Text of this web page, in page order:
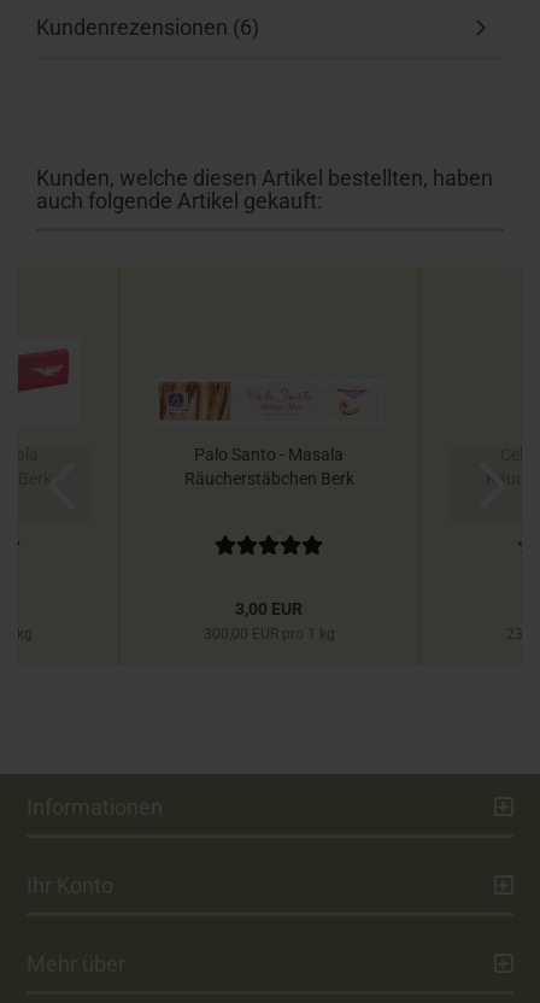
Kundenrezensionen (6)
Kunden, welche diesen Artikel bestellten, haben
auch folgende Artikel gekauft:
1 kg
Palo Santo - Masala
Räucherstäbchen Berk
3,00 EUR
300,00 EUR pro 1 kg